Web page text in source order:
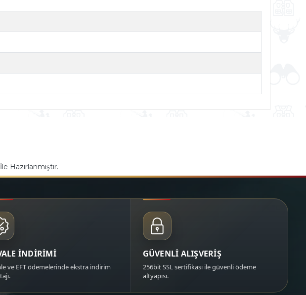
İle Hazırlanmıştır.
İNDİRİMİ
ve EFT ödemelerinde ekstra indirim
GÜVENLİ ALIŞVERİŞ
256bit SSL sertifikası ile güvenli ödeme
altyapısı.